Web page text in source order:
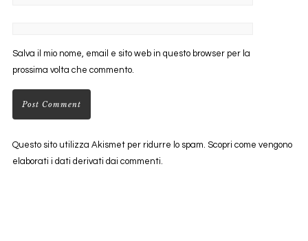
Salva il mio nome, email e sito web in questo browser per la
prossima volta che commento.
Questo sito utilizza Akismet per ridurre lo spam. Scopri come vengono
elaborati i dati derivati dai commenti.